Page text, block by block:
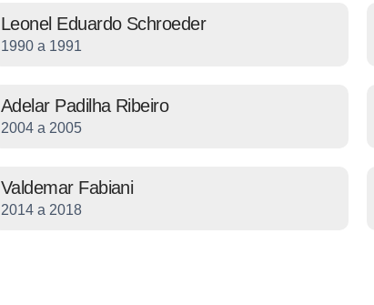
Leonel Eduardo Schroeder
1990 a 1991
Adelar Padilha Ribeiro
2004 a 2005
Valdemar Fabiani
2014 a 2018